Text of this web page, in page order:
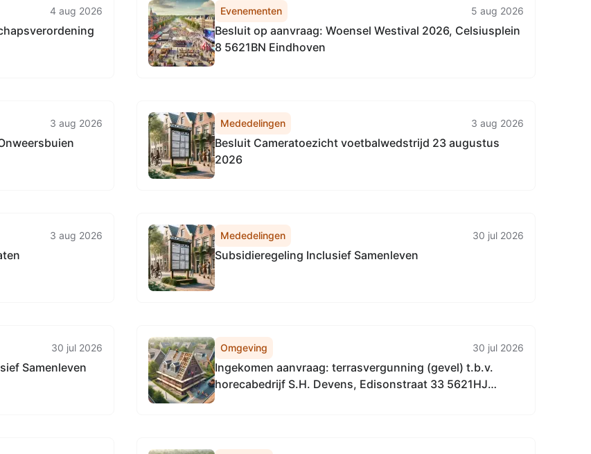
4 aug 2026 Evenementen 5 aug 2026
Besluit op aanvraag: Woensel Westival 2026, Celsiusplein
8 5621BN Eindhoven
3 aug 2026 Mededelingen 3 aug 2026
Besluit Cameratoezicht voetbalwedstrijd 23 augustus
2026
3 aug 2026 Mededelingen 30 jul 2026
Subsidieregeling Inclusief Samenleven
30 jul 2026
Samenleven
Omgeving 30 jul 2026
Ingekomen aanvraag: terrasvergunning (gevel) t.b.v.
horecabedrijf S.H. Devens, Edisonstraat 33 5621HJ